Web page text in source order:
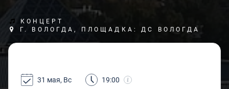
КОНЦЕРТ
Г. ВОЛОГДА, ПЛОЩАДКА: ДС ВОЛОГДА
31 мая, Вс 19:00